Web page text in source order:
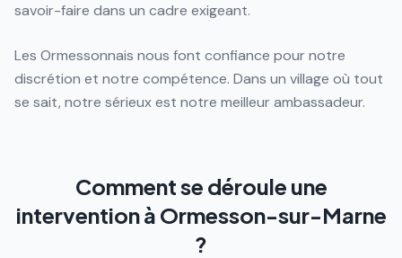
savoir-faire dans un cadre exigeant.
Les Ormessonnais nous font confiance pour notre
discrétion et notre compétence. Dans un village où tout
se sait, notre sérieux est notre meilleur ambassadeur.
Comment se déroule une
intervention à Ormesson-sur-Marne
?